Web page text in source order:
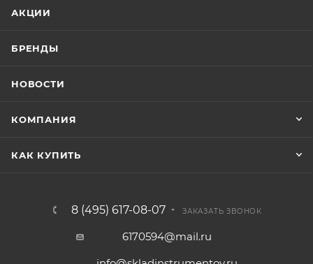
АКЦИИ
БРЕНДЫ
НОВОСТИ
КОМПАНИЯ
КАК КУПИТЬ
8 (495) 617-08-07 ЗАКАЗАТЬ ЗВОНОК
6170594@mail.ru